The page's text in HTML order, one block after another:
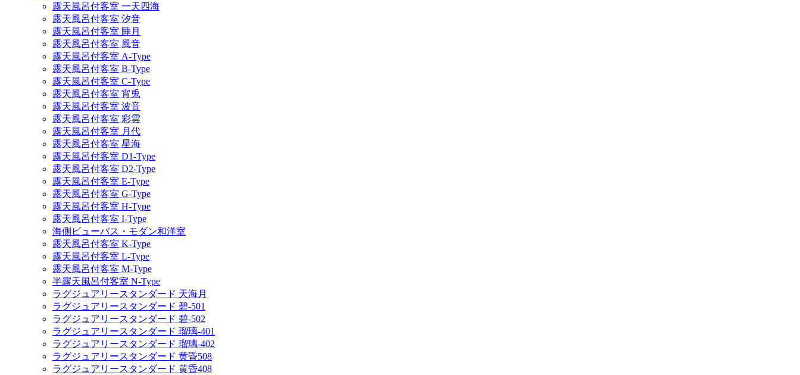
露天風呂付客室 一天四海
露天風呂付客室 汐音
露天風呂付客室 睡月
露天風呂付客室 風音
露天風呂付客室 A-Type
露天風呂付客室 B-Type
露天風呂付客室 C-Type
露天風呂付客室 宵兎
露天風呂付客室 波音
露天風呂付客室 彩雲
露天風呂付客室 月代
露天風呂付客室 星海
露天風呂付客室 D1-Type
露天風呂付客室 D2-Type
露天風呂付客室 E-Type
露天風呂付客室 G-Type
露天風呂付客室 H-Type
露天風呂付客室 I-Type
海側ビューバス・モダン和洋室
露天風呂付客室 K-Type
露天風呂付客室 L-Type
露天風呂付客室 M-Type
半露天風呂付客室 N-Type
ラグジュアリースタンダード 天海月
ラグジュアリースタンダード 碧-501
ラグジュアリースタンダード 碧-502
ラグジュアリースタンダード 瑠璃-401
ラグジュアリースタンダード 瑠璃-402
ラグジュアリースタンダード 黄昏508
ラグジュアリースタンダード 黄昏408